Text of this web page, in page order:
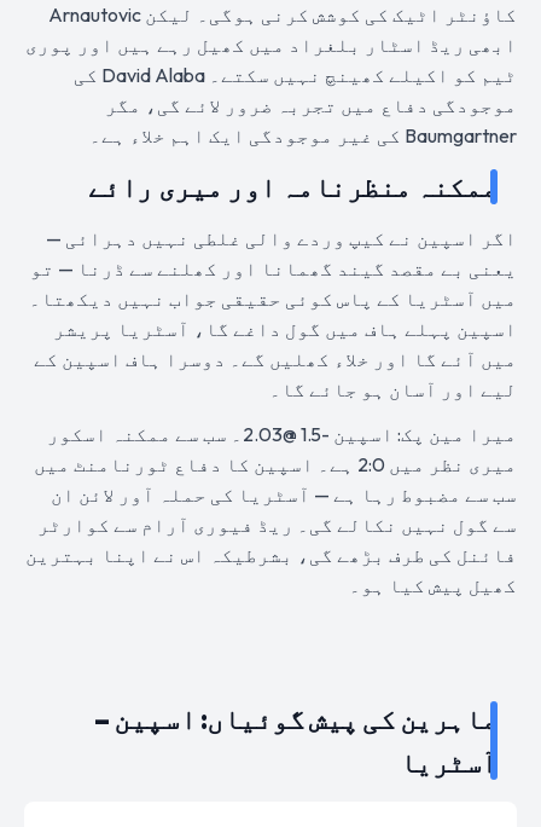
کاؤنٹر اٹیک کی کوشش کرنی ہوگی۔ لیکن Arnautovic
ابھی ریڈ اسٹار بلغراد میں کھیل رہے ہیں اور پوری
ٹیم کو اکیلے کھینچ نہیں سکتے۔ David Alaba کی
موجودگی دفاع میں تجربہ ضرور لائے گی، مگر
Baumgartner کی غیر موجودگی ایک اہم خلاء ہے۔
ممکنہ منظرنامہ اور میری رائے
اگر اسپین نے کیپ وردے والی غلطی نہیں دہرائی —
یعنی بے مقصد گیند گھمانا اور کھلنے سے ڈرنا — تو
میں آسٹریا کے پاس کوئی حقیقی جواب نہیں دیکھتا۔
اسپین پہلے ہاف میں گول داغے گا، آسٹریا پریشر
میں آئے گا اور خلاء کھلیں گے۔ دوسرا ہاف اسپین کے
لیے اور آسان ہو جائے گا۔
میرا مین پک: اسپین -1.5 @2.03۔ سب سے ممکنہ اسکور
میری نظر میں 2:0 ہے۔ اسپین کا دفاع ٹورنامنٹ میں
سب سے مضبوط رہا ہے — آسٹریا کی حملہ آور لائن ان
سے گول نہیں نکالے گی۔ ریڈ فیوری آرام سے کوارٹر
فائنل کی طرف بڑھے گی، بشرطیکہ اس نے اپنا بہترین
کھیل پیش کیا ہو۔
ماہرین کی پیش گوئیاں: اسپین –
آسٹریا